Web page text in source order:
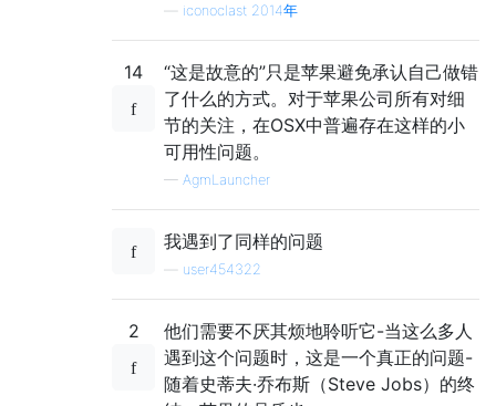
iconoclast 2014年
14
“这是故意的”只是苹果避免承认自己做错
了什么的方式。对于苹果公司所有对细
节的关注，在OSX中普遍存在这样的小
可用性问题。
— AgmLauncher
我遇到了同样的问题
user454322
2
他们需要不厌其烦地聆听它-当这么多人
遇到这个问题时，这是一个真正的问题-
随着史蒂夫·乔布斯（Steve Jobs）的终